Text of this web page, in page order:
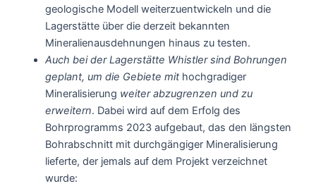
geologische Modell weiterzuentwickeln und die
Lagerstätte über die derzeit bekannten
Mineralienausdehnungen hinaus zu testen.
Auch bei der Lagerstätte Whistler sind Bohrungen
geplant, um die Gebiete mit hochgradiger
Mineralisierung weiter abzugrenzen und zu
erweitern. Dabei wird auf dem Erfolg des
Bohrprogramms 2023 aufgebaut, das den längsten
Bohrabschnitt mit durchgängiger Mineralisierung
lieferte, der jemals auf dem Projekt verzeichnet
wurde: